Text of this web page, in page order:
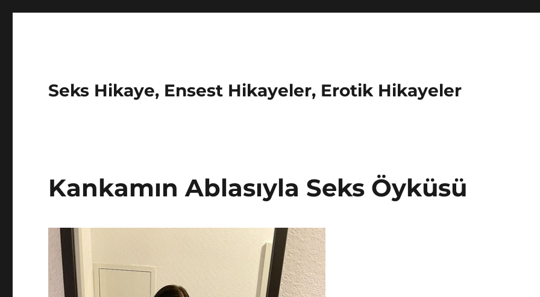
Seks Hikaye, Ensest Hikayeler, Erotik Hikayeler
Kankamın Ablasıyla Seks Öyküsü